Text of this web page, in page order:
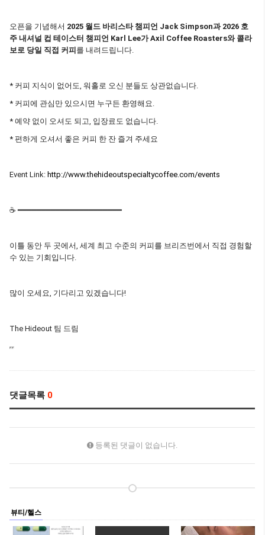
오픈을 기념해서 2025 월드 바리스타 챔피언 Jack Simpson과 2026 호
주 내셔널 컵 테이스터 챔피언 Karl Lee가 Axil Coffee Roasters와 콜라
보로 당일 직접 커피 를 내려드립니다.
* 커피 지식이 없어도, 워홀로 오신 분들도 상관없습니다.
* 커피에 관심만 있으시면 누구든 환영해요.
* 예약 없이 오셔도 되고, 입장료도 없습니다.
* 편하게 오셔서 좋은 커피 한 잔 즐겨 주세요
Event Link: http://www.thehideoutspecialtycoffee.com/events
☕ ━━━━━━━━━━━━━━━━━━━━━━
이틀 동안 두 곳에서, 세계 최고 수준의 커피를 브리즈번에서 직접 경험할
수 있는 기회입니다.
많이 오세요, 기다리고 있겠습니다!
The Hideout 팀 드림
댓글목록 0
등록된 댓글이 없습니다.
뷰티/헬스